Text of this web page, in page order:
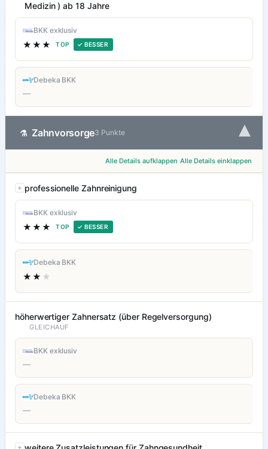
Medizin ) ab 18 Jahre
BKK exklusiv
★★★ TOP ✓ BESSER
Debeka BKK
—
⚗ Zahnvorsorge3 Punkte ▾
Alle Details aufklappen Alle Details einklappen
professionelle Zahnreinigung
BKK exklusiv
★★★ TOP ✓ BESSER
Debeka BKK
★★ ★
höherwertiger Zahnersatz (über Regelversorgung)
GLEICHAUF
BKK exklusiv
—
Debeka BKK
—